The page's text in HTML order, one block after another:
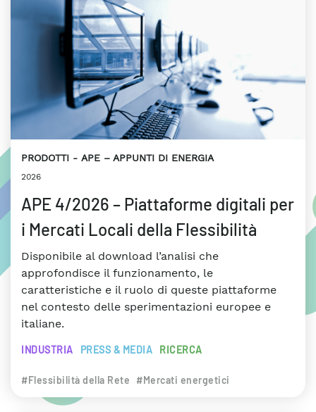
PRODOTTI APE – APPUNTI DI ENERGIA
2026
APE 4/2026 – Piattaforme digitali per
i Mercati Locali della Flessibilità
Disponibile al download l’analisi che
approfondisce il funzionamento, le
caratteristiche e il ruolo di queste piattaforme
nel contesto delle sperimentazioni europee e
italiane.
INDUSTRIA PRESS & MEDIA RICERCA
#Flessibilità della Rete #Mercati energetici